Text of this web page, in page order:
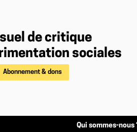
de critique
sociales
Abonnement & dons
Qui sommes-nous